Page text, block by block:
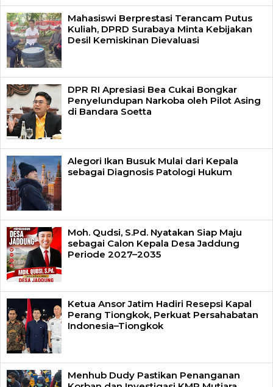
Mahasiswi Berprestasi Terancam Putus
Kuliah, DPRD Surabaya Minta Kebijakan
Desil Kemiskinan Dievaluasi
DPR RI Apresiasi Bea Cukai Bongkar
Penyelundupan Narkoba oleh Pilot Asing
di Bandara Soetta
Alegori Ikan Busuk Mulai dari Kepala
sebagai Diagnosis Patologi Hukum
Moh. Qudsi, S.Pd. Nyatakan Siap Maju
sebagai Calon Kepala Desa Jaddung
Periode 2027–2035
Ketua Ansor Jatim Hadiri Resepsi Kapal
Perang Tiongkok, Perkuat Persahabatan
Indonesia–Tiongkok
Menhub Dudy Pastikan Penanganan